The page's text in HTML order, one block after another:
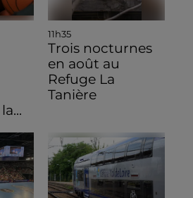
11h35
Trois nocturnes
en août au
Refuge La
Tanière